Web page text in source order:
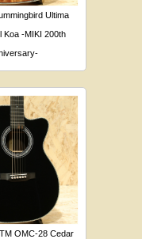
Ultima
Koa -MIKI 200th
OMC-28 Cedar